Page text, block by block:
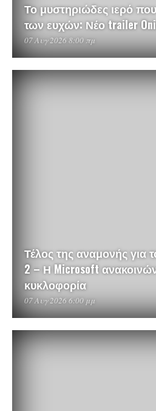
Το μυστηριώδες ιερό που
των ευχών: Νέο trailer
07 Αυγ 2026 8:00 πμ
Τέλος της αναμονής για
2 – Η Microsoft
κυκλοφορία
07 Αυγ 2026 6:00 μμ